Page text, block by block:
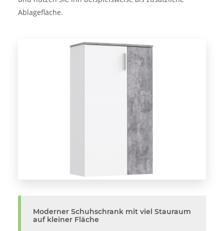
Ablagefläche.
Moderner Schuhschrank mit viel Stauraum
auf kleiner Fläche